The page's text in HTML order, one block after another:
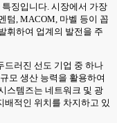
징입니다. 시장에서 가장
텀, MACOM, 마벨 등이 꼽
휘하여 업계의 발전을 주
드러진 선도 기업 중 하나
모 생산 능력을 활용하여
스템즈는 네트워크 및 광
배적인 위치를 차지하고 있